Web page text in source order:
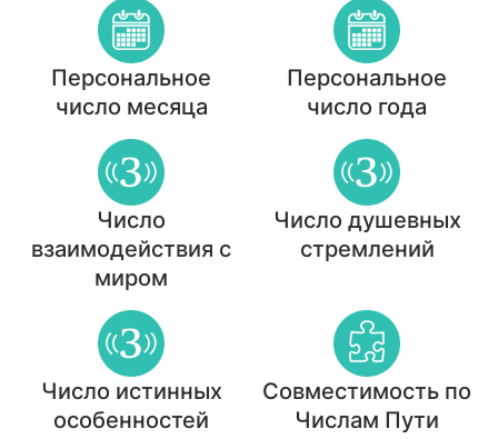
Персональное
число месяца
Персональное
число года
Число
взаимодействия с
миром
Число душевных
стремлений
Число истинных
особенностей
Совместимость по
Числам Пути